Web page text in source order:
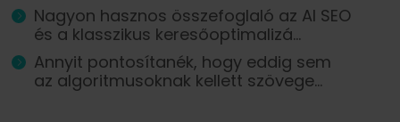
Nagyon hasznos összefoglaló az AI SEO
és a klasszikus keresőoptimalizá...
Annyit pontosítanék, hogy eddig sem
az algoritmusoknak kellett szövege...